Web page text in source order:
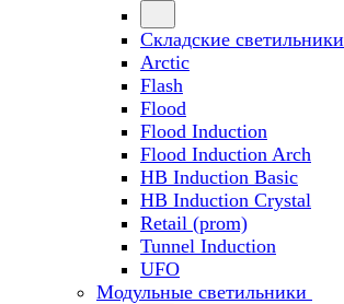
Складские светильники
Arctic
Flash
Flood
Flood Induction
Flood Induction Arch
HB Induction Basic
HB Induction Crystal
Retail (prom)
Tunnel Induction
UFO
Модульные светильники